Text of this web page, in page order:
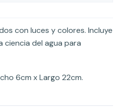
con luces y colores. Incluye
ciencia del agua para
6cm x Largo 22cm.